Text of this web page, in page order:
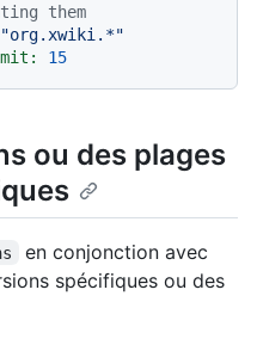
them
"org.xwiki.*"
15
ou des plages
en conjonction avec
spécifiques ou des